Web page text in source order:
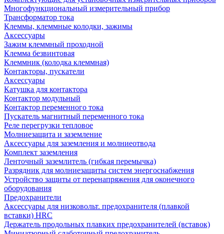
Многофункциональный измерительный прибор
Трансформатор тока
Клеммы, клеммные колодки, зажимы
Аксессуары
Зажим клеммный проходной
Клемма безвинтовая
Клеммник (колодка клеммная)
Контакторы, пускатели
Аксессуары
Катушка для контактора
Контактор модульный
Контактор переменного тока
Пускатель магнитный переменного тока
Реле перегрузки тепловое
Молниезащита и заземление
Аксессуары для заземления и молниеотвода
Комплект заземления
Ленточный заземлитель (гибкая перемычка)
Разрядник для молниезащиты систем энергоснабжения
Устройство защиты от перенапряжения для оконечного
оборудования
Предохранители
Аксессуары для низковольт. предохранителя (плавкой
вставки) HRC
Держатель продольных плавких предохранителей (вставок)